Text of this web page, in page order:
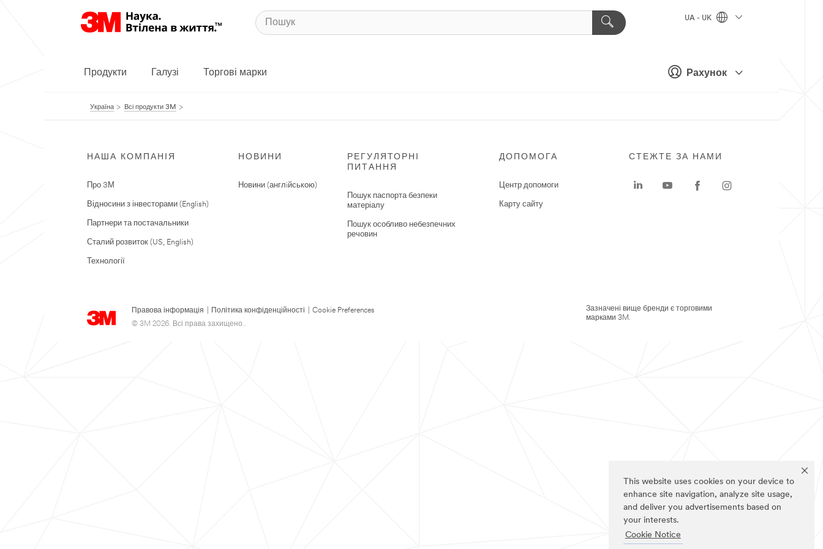
This website uses cookies on your device to
enhance site navigation, analyze site usage,
and deliver you advertisements based on
your interests.
Cookie Notice
Рахунок
UA - UK
Продукти Галузі Торгові марки
Україна Всі продукти 3M
НАША КОМПАНІЯ
Про 3М
Відносини з інвесторами (English)
Партнери та постачальники
Сталий розвиток (US, English)
Технології
НОВИНИ
Новини (англiйською)
РЕГУЛЯТОРНІ
ПИТАННЯ
Пошук паспорта безпеки
матеріалу
Пошук особливо небезпечних
речовин
ДОПОМОГА
Центр допомоги
Карту сайту
Правова інформація Політика конфіденційності
Cookie Preferences
© 3M 2026. Всі права захищено..
СТЕЖТЕ ЗА НАМИ
Зазначені вище бренди є торговими
марками 3M.